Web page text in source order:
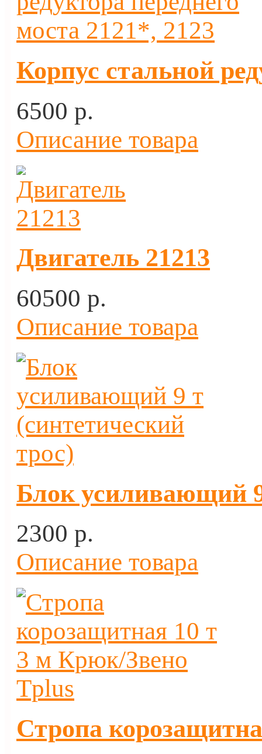
Корпус стальной
6500 p.
Описание товара
Двигатель 21213
60500 p.
Описание товара
Блок усиливающий
2300 p.
Описание товара
Стропа